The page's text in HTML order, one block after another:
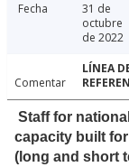
Fecha
31 de
octubre
de 2022
Comentar
Staff for
capacity built
(long and short